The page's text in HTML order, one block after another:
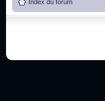
Index du forum